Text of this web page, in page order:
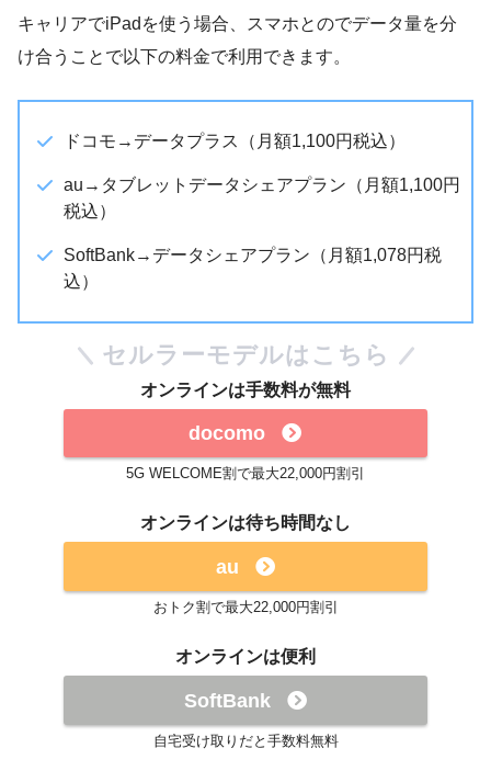
キャリアでiPadを使う場合、スマホとのでデータ量を分
け合うことで以下の料金で利用できます。
ドコモ→データプラス（月額1,100円税込）
au→タブレットデータシェアプラン（月額1,100円
税込）
SoftBank→データシェアプラン（月額1,078円税
込）
セルラーモデルはこちら
オンラインは手数料が無料
docomo
5G WELCOME割で最大22,000円割引
オンラインは待ち時間なし
au
おトク割で最大22,000円割引
オンラインは便利
SoftBank
自宅受け取りだと手数料無料